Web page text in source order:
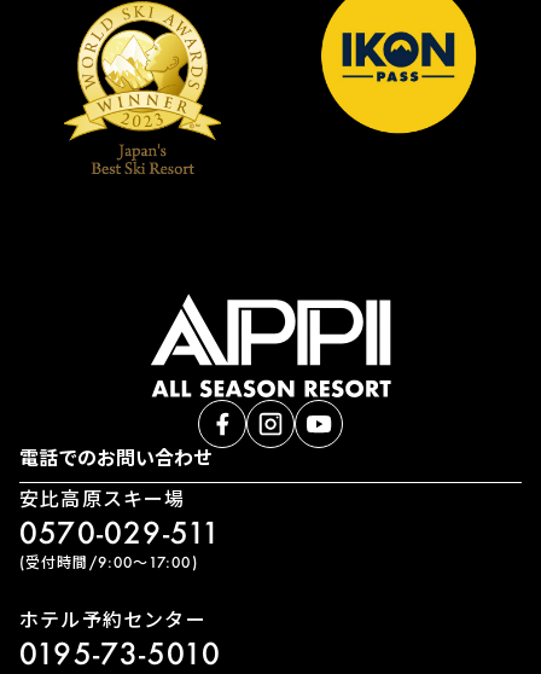
電話でのお問い合わせ
安比高原スキー場
0570-029-511
(受付時間/9:00〜17:00)
ホテル予約センター
0195-73-5010